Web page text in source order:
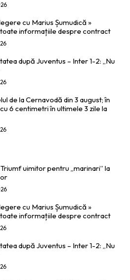
cu Marius Șumudică »
toate informațiile despre contract
după Juventus – Inter 1-2: „Nu
de la Cernavodă din 3 august; în
6 centimetri în ultimele 3 zile la
uimitor pentru „marinari” la
cu Marius Șumudică »
toate informațiile despre contract
după Juventus – Inter 1-2: „Nu